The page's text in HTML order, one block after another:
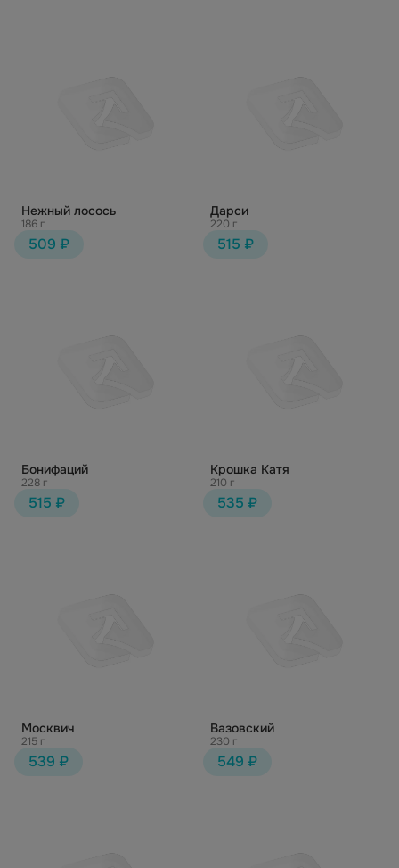
Нежный лосось
186 г
509 ₽
Дарси
220 г
515 ₽
Бонифаций
228 г
515 ₽
Крошка Катя
210 г
535 ₽
Москвич
215 г
539 ₽
Вазовский
230 г
549 ₽